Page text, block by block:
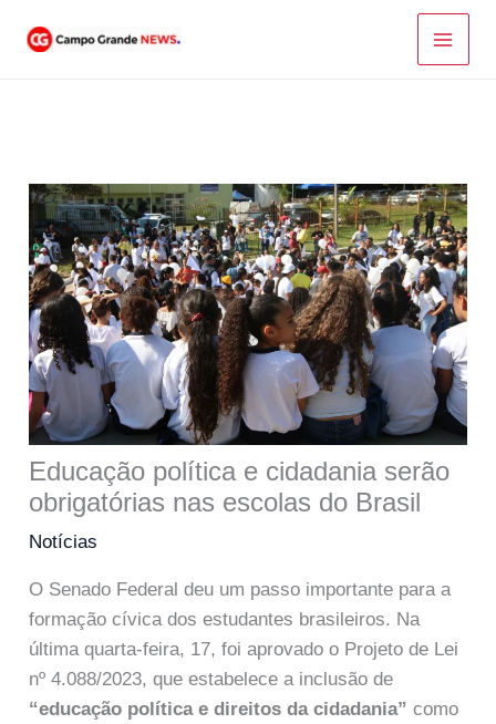
para
Educação política e cidadania serão
obrigatórias nas escolas do Brasil
Notícias
O Senado Federal deu um passo importante para a
formação cívica dos estudantes brasileiros. Na
última quarta-feira, 17, foi aprovado o Projeto de Lei
nº 4.088/2023, que estabelece a inclusão de
“educação política e direitos da cidadania” como